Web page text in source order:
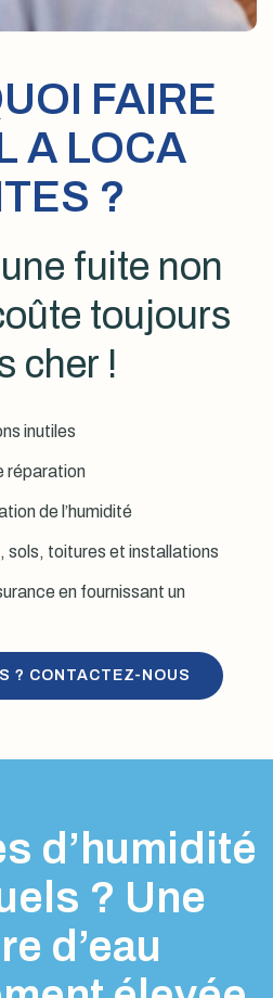
FAIRE
A LOCA
?
fuite non
toujours
cher !
inutiles
réparation
de l’humidité
sols, toitures et installations
en fournissant un
? CONTACTEZ-NOUS
d’humidité
? Une
d’eau